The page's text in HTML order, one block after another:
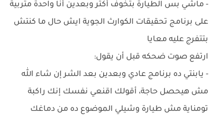
- ماشي بس الطيارة بتخوف أكتر وبعدين أنا واحدة متربية
على برنامج تحقيقات الكوارث الجوية ايش حال ما كنتش
بتتفرج عليه معايا
ارتفع صوت ضحكه قبل أن يقول:
- يابنتي ده برنامج عادي وبعدين بعد الشر إن شاء الله
مش هيحصل حاجة، أقولك اقنعي نفسك إنك راكبة
تومناية مش طيارة وشيلي الموضوع ده من دماغك